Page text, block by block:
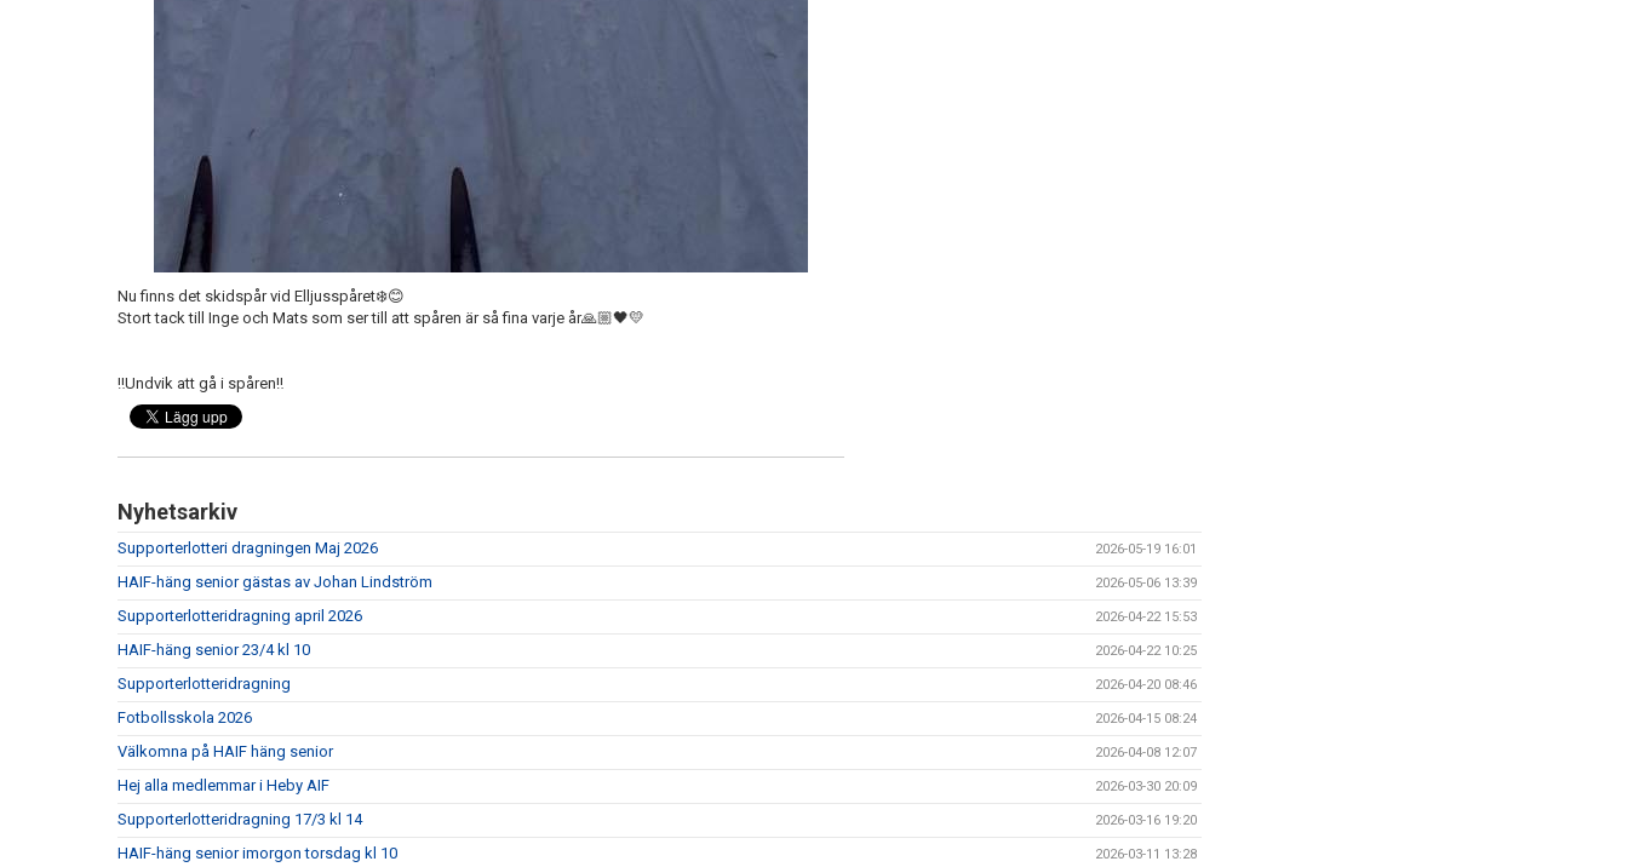
Nu finns det skidspår vid Elljusspåret❄️😊
Stort tack till Inge och Mats som ser till att spåren är så fina varje år🙏🏼🖤💛
‼️Undvik att gå i spåren‼️
Nyhetsarkiv
Supporterlotteri dragningen Maj 2026 2026-05-19 16:01
HAIF-häng senior gästas av Johan Lindström 2026-05-06 13:39
Supporterlotteridragning april 2026 2026-04-22 15:53
HAIF-häng senior 23/4 kl 10 2026-04-22 10:25
Supporterlotteridragning 2026-04-20 08:46
Fotbollsskola 2026 2026-04-15 08:24
Välkomna på HAIF häng senior 2026-04-08 12:07
Hej alla medlemmar i Heby AIF 2026-03-30 20:09
Supporterlotteridragning 17/3 kl 14 2026-03-16 19:20
HAIF-häng senior imorgon torsdag kl 10 2026-03-11 13:28